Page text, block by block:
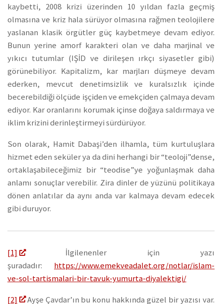
kaybetti, 2008 krizi üzerinden 10 yıldan fazla geçmiş
olmasına ve kriz hala sürüyor olmasına rağmen teolojilere
yaslanan klasik örgütler güç kaybetmeye devam ediyor.
Bunun yerine amorf karakteri olan ve daha marjinal ve
yıkıcı tutumlar (IŞİD ve dirileşen ırkçı siyasetler gibi)
görünebiliyor. Kapitalizm, kar marjları düşmeye devam
ederken, mevcut denetimsizlik ve kuralsızlık içinde
becerebildiği ölçüde işçiden ve emekçiden çalmaya devam
ediyor. Kar oranlarını korumak içinse doğaya saldırmaya ve
iklim krizini derinleştirmeyi sürdürüyor.
Son olarak, Hamit Dabaşi’den ilhamla, tüm kurtuluşlara
hizmet eden seküler ya da dini herhangi bir “teoloji”dense,
ortaklaşabileceğimiz bir “teodise”ye yoğunlaşmak daha
anlamı sonuçlar verebilir. Zira dinler de yüzünü politikaya
dönen anlatılar da aynı anda var kalmaya devam edecek
gibi duruyor.
[1]
İlgilenenler için yazı
şuradadır: https://www.emekveadalet.org/notlar/islam-
ve-sol-tartismalari-bir-tavuk-yumurta-diyalektigi/
[2] Ayşe Çavdar’ın bu konu hakkında güzel bir yazısı var.